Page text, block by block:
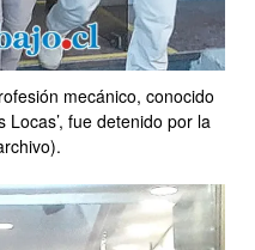
mecánico, conocido
Locas’, fue detenido por la